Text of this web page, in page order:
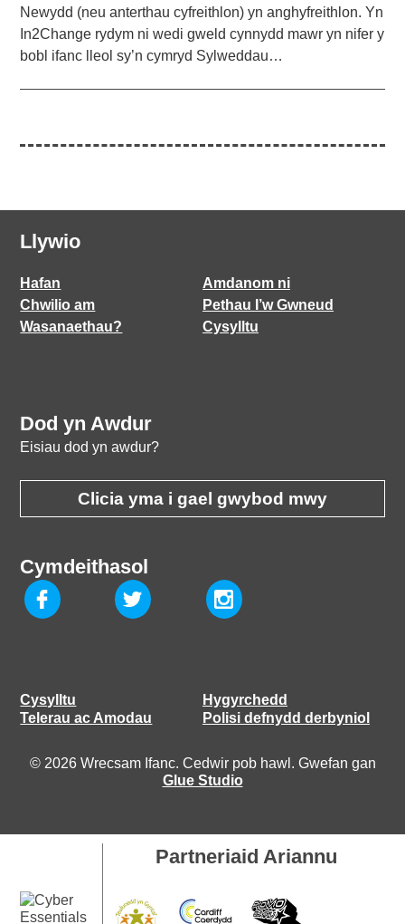
Newydd (neu anterthau cyfreithlon) yn anghyfreithlon. Yn
In2Change rydym ni wedi gweld cynnydd mawr yn nifer y
bobl ifanc lleol sy’n cymryd Sylweddau…
Llywio
Hafan
Amdanom ni
Chwilio am
Wasanaethau?
Pethau I’w Gwneud
Cysylltu
Dod yn Awdur
Eisiau dod yn awdur?
Clicia yma i gael gwybod mwy
Cymdeithasol
Cysylltu
Hygyrchedd
Telerau ac Amodau
Polisi defnydd derbyniol
© 2026 Wrecsam Ifanc. Cedwir pob hawl. Gwefan gan
Glue Studio
Partneriaid Ariannu